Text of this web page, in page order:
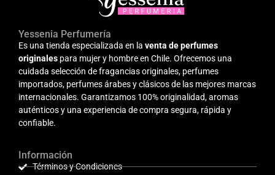
Yessenia Perfumería
Es una tienda especializada en la venta de perfumes
originales para mujer y hombre en Chile. Ofrecemos una
cuidada selección de fragancias originales, perfumes
importados, perfumes árabes y clásicos de las mejores marcas
internacionales. Garantizamos 100% originalidad, aromas
auténticos y una experiencia de compra segura, rápida y
confiable.
Información
Términos y Condiciones